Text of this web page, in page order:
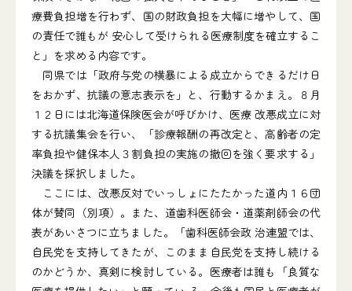
療費負担増を行わず、国の財政負担を大幅に増やして、国
の責任で誰もが 安心して受けられる医療制度を確立するこ
と」を求める内容です。
同県では「政府与党の横暴による成立からできるだけ日
をおかず、抗議の意志表示を」と、行動するかまえ。８月
１２日には北海道保険医会が呼びかけ、医療 改悪成立に対
する抗議集会を行い、「診療報酬の再改定と、高齢者の定
率負担や健保本人３割負担の実施の撤回を強く要求する」
決議を採択しました。
ここには、改悪反対でいっしょにたたかった道内１６団
体が賛同（別項）。また、道歯科医師会・道薬剤師会の代
表があいさつに立ちました。「歯科医師会政 治連盟では、
自民党を支持してきたが、このまま自民党を支持し続ける
のかどうか、真剣に検討している。医療者は誰も「良質な